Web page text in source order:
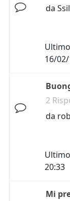
da
16/
2
da
20:33
Mi